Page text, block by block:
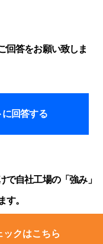
回答をお願い致しま
回答する
で自社工場の「強み」
す。
クはこちら